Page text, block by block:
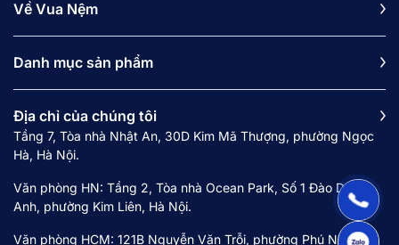
nhiệt để tạo thành một khối nệm cứng và chắc
chắn. Do sở hữu độ đàn hồi thấp và thiết kế dạng
lại sự tiện lợi tối đa trong việc sử dụng và vận
chuyển.
Về Vua Nệm
Danh mục sản phẩm
Địa chỉ của chúng tôi
Tầng 7, Tòa nhà Nhật An, 30D Kim Mã Thượng, phường Ngọc
Hà, Hà Nội.
Văn phòng HN: Tầng 2, Tòa nhà Ocean Park, Số 1 Đào Duy
Anh, phường Kim Liên, Hà Nội.
Văn phòng HCM: 121B Nguyễn Văn Trỗi, phường Phú Nhuận,